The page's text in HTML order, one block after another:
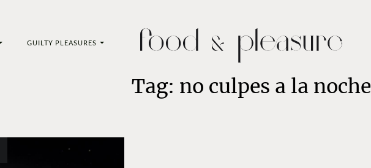
GUILTY PLEASURES
Tag: no culpes a la noche